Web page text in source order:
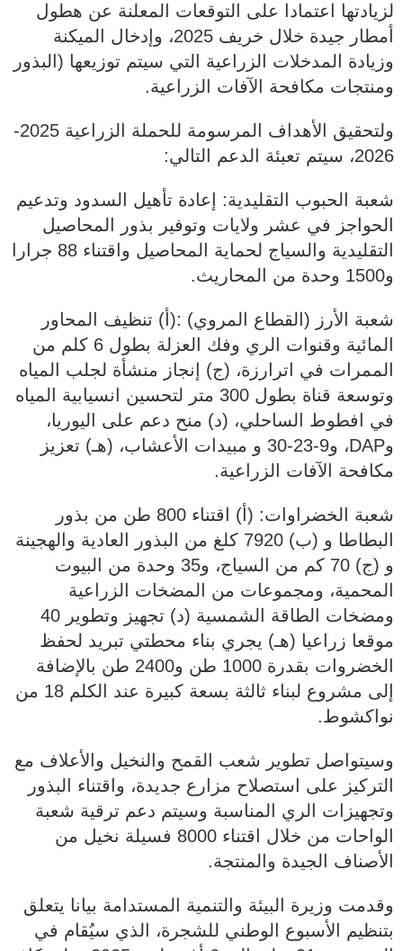
لزيادتها اعتمادا على التوقعات المعلنة عن هطول
أمطار جيدة خلال خريف 2025، وإدخال الميكنة
وزيادة المدخلات الزراعية التي سيتم توزيعها (البذور
ومنتجات مكافحة الآفات الزراعية.
ولتحقيق الأهداف المرسومة للحملة الزراعية 2025-
2026، سيتم تعبئة الدعم التالي:
شعبة الحبوب التقليدية: إعادة تأهيل السدود وتدعيم
الحواجز في عشر ولايات وتوفير بذور المحاصيل
التقليدية والسياج لحماية المحاصيل واقتناء 88 جرارا
و1500 وحدة من المحاريث.
شعبة الأرز (القطاع المروي) :(أ) تنظيف المحاور
المائية وقنوات الري وفك العزلة بطول 6 كلم من
الممرات في اترارزة، (ج) إنجاز منشأة لجلب المياه
وتوسعة قناة بطول 300 متر لتحسين انسيابية المياه
في افطوط الساحلي، (د) منح دعم على اليوريا،
وDAP، و9-23-30 و مبيدات الأعشاب، (هـ) تعزيز
مكافحة الآفات الزراعية.
شعبة الخضراوات: (أ) اقتناء 800 طن من بذور
البطاطا و (ب) 7920 كلغ من البذور العادية والهجينة
و (ج) 70 كم من السياج، و35 وحدة من البيوت
المحمية، ومجموعات من المضخات الزراعية
ومضخات الطاقة الشمسية (د) تجهيز وتطوير 40
موقعا زراعيا (هـ) يجري بناء محطتي تبريد لحفظ
الخضروات بقدرة 1000 طن و2400 طن بالإضافة
إلى مشروع لبناء ثالثة بسعة كبيرة عند الكلم 18 من
نواكشوط.
وسيتواصل تطوير شعب القمح والنخيل والأعلاف مع
التركيز على استصلاح مزارع جديدة، واقتناء البذور
وتجهيزات الري المناسبة وسيتم دعم ترقية شعبة
الواحات من خلال اقتناء 8000 فسيلة نخيل من
الأصناف الجيدة والمنتجة.
وقدمت وزيرة البيئة والتنمية المستدامة بيانا يتعلق
بتنظيم الأسبوع الوطني للشجرة، الذي سيُقام في